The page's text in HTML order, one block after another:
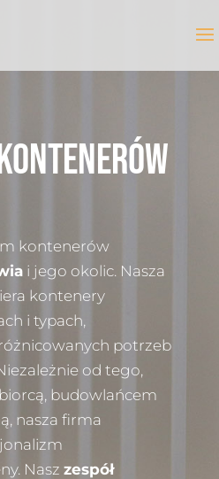
kontenerów
i jego okolic. Nasza
kontenery
i typach,
potrzeb
od tego,
budowlańcem
nasza firma
Nasz zespół